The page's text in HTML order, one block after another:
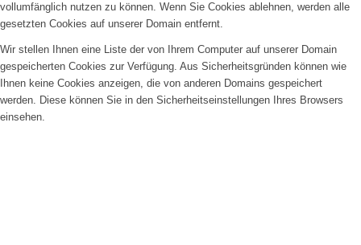
vollumfänglich nutzen zu können. Wenn Sie Cookies ablehnen, werden alle
gesetzten Cookies auf unserer Domain entfernt.
Wir stellen Ihnen eine Liste der von Ihrem Computer auf unserer Domain
gespeicherten Cookies zur Verfügung. Aus Sicherheitsgründen können wie
Ihnen keine Cookies anzeigen, die von anderen Domains gespeichert
werden. Diese können Sie in den Sicherheitseinstellungen Ihres Browsers
einsehen.